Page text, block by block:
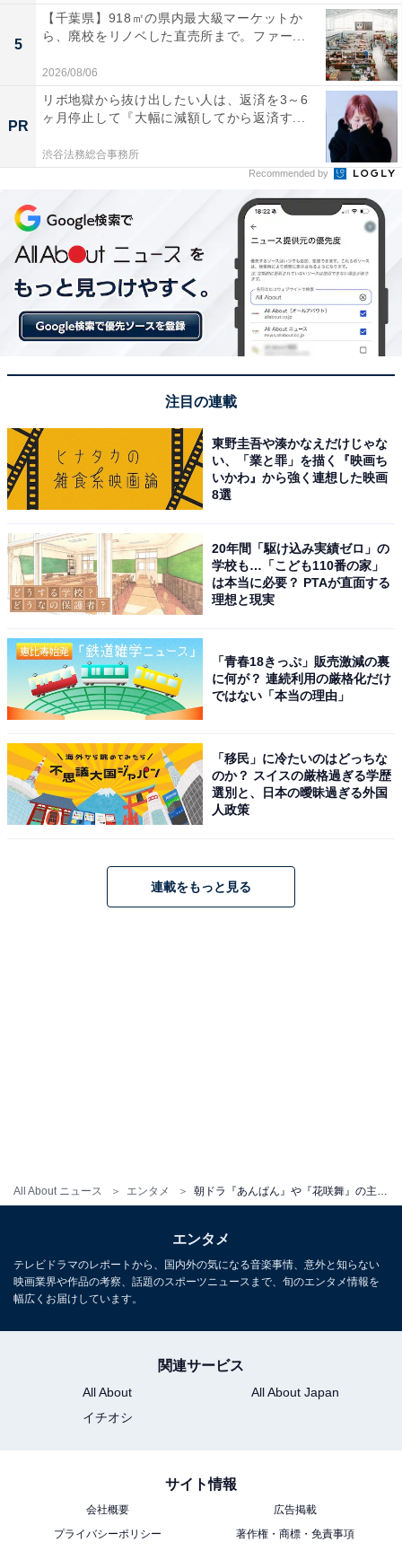
All About ニュース エンタメ 朝ドラ『あんぱん』や『花咲舞』の主演も決定！ カメレオン俳優「今田美桜」の魅力を徹底解説
5
【千葉県】918㎡の県内最大級マーケットか
ら、廃校をリノベした直売所まで。ファー...
2026/08/06
PR
リボ地獄から抜け出したい人は、返済を3～6
ヶ月停止して『大幅に減額してから返済す...
渋谷法務総合事務所
Recommended by
注目の連載
東野圭吾や湊かなえだけじゃな
い、「業と罪」を描く『映画ち
いかわ』から強く連想した映画
8選
20年間「駆け込み実績ゼロ」の
学校も…「こども110番の家」
は本当に必要？ PTAが直面する
理想と現実
「青春18きっぷ」販売激減の裏
に何が？ 連続利用の厳格化だけ
ではない「本当の理由」
「移民」に冷たいのはどっちな
のか？ スイスの厳格過ぎる学歴
選別と、日本の曖昧過ぎる外国
人政策
連載をもっと見る
エンタメ
テレビドラマのレポートから、国内外の気になる音楽事情、意外と知らない
映画業界や作品の考察、話題のスポーツニュースまで、旬のエンタメ情報を
幅広くお届けしています。
関連サービス
All About
All About Japan
イチオシ
サイト情報
会社概要
広告掲載
プライバシーポリシー
著作権・商標・免責事項